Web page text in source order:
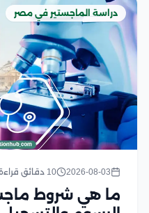
دراسة الماجستير في مصر
2026-08-03 10 دقائق قراءة
ما هي شروط